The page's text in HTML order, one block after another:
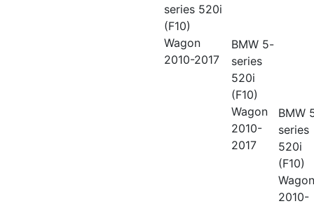
series 520i
(F10)
Wagon
2010-2017
BMW 5-
series
520i
(F10)
Wagon
2010-
2017
BMW
series
520i
(F10)
Wagon
2010-